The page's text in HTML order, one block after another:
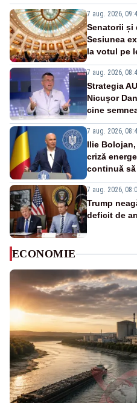
7 aug. 2026,
Senatorii și
Sesiunea
la votul pe
7 aug. 2026,
Strategia
Nicușor
cine
7 aug. 2026,
Ilie
criză
continuă
7 aug. 2026,
Trump
deficit de
ECONOMIE